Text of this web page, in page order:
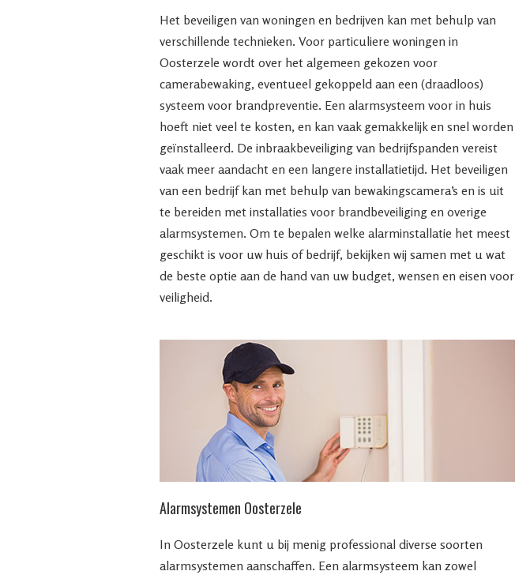
Het beveiligen van woningen en bedrijven kan met behulp van
verschillende technieken. Voor particuliere woningen in
Oosterzele wordt over het algemeen gekozen voor
camerabewaking, eventueel gekoppeld aan een (draadloos)
systeem voor brandpreventie. Een alarmsysteem voor in huis
hoeft niet veel te kosten, en kan vaak gemakkelijk en snel worden
geïnstalleerd. De inbraakbeveiliging van bedrijfspanden vereist
vaak meer aandacht en een langere installatietijd. Het beveiligen
van een bedrijf kan met behulp van bewakingscamera’s en is uit
te bereiden met installaties voor brandbeveiliging en overige
alarmsystemen. Om te bepalen welke alarminstallatie het meest
geschikt is voor uw huis of bedrijf, bekijken wij samen met u wat
de beste optie aan de hand van uw budget, wensen en eisen voor
veiligheid.
Alarmsystemen Oosterzele
In Oosterzele kunt u bij menig professional diverse soorten
alarmsystemen aanschaffen. Een alarmsysteem kan zowel